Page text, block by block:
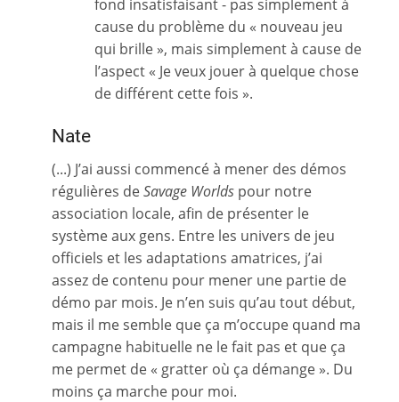
fond insatisfaisant - pas simplement à
cause du problème du « nouveau jeu
qui brille », mais simplement à cause de
l’aspect « Je veux jouer à quelque chose
de différent cette fois ».
Nate
(...) J’ai aussi commencé à mener des démos
régulières deSavage Worlds pour notre
association locale, afin de présenter le
système aux gens. Entre les univers de jeu
officiels et les adaptations amatrices, j’ai
assez de contenu pour mener une partie de
démo par mois. Je n’en suis qu’au tout début,
mais il me semble que ça m’occupe quand ma
campagne habituelle ne le fait pas et que ça
me permet de « gratter où ça démange ». Du
moins ça marche pour moi.